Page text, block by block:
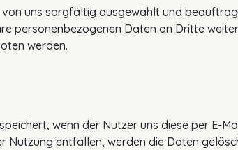
von uns sorgfältig ausgewählt und
personenbezogenen Daten an Dritte
werden.
wenn der Nutzer uns diese per E-
entfallen, werden die Daten